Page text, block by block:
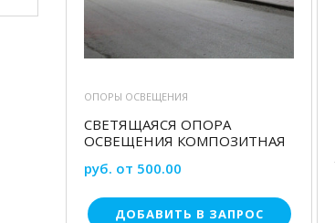
ОПОРЫ ОСВЕЩЕНИЯ
СВЕТЯЩАЯСЯ ОПОРА
ОСВЕЩЕНИЯ КОМПОЗИТНАЯ
руб. от 500.00
ДОБАВИТЬ В ЗАПРОС